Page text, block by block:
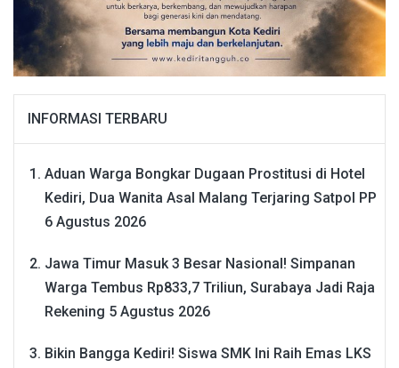
INFORMASI TERBARU
Aduan Warga Bongkar Dugaan Prostitusi di Hotel
Kediri, Dua Wanita Asal Malang Terjaring Satpol PP
6 Agustus 2026
Jawa Timur Masuk 3 Besar Nasional! Simpanan
Warga Tembus Rp833,7 Triliun, Surabaya Jadi Raja
Rekening 5 Agustus 2026
Bikin Bangga Kediri! Siswa SMK Ini Raih Emas LKS